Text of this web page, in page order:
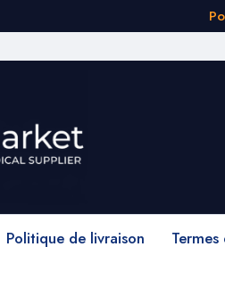
Politique de livraison